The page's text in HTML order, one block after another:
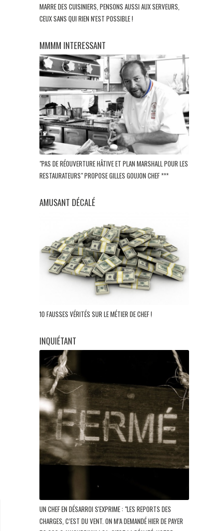
MARRE DES CUISINIERS, PENSONS AUSSI AUX SERVEURS,
CEUX SANS QUI RIEN N'EST POSSIBLE !
MMMM INTERESSANT
"PAS DE RÉOUVERTURE HÂTIVE ET PLAN MARSHALL POUR LES
RESTAURATEURS" PROPOSE GILLES GOUJON CHEF ***
AMUSANT DÉCALÉ
10 FAUSSES VÉRITÉS SUR LE MÉTIER DE CHEF !
INQUIÉTANT
UN CHEF EN DÉSARROI S'EXPRIME : "LES REPORTS DES
CHARGES, C’EST DU VENT. ON M’A DEMANDÉ HIER DE PAYER